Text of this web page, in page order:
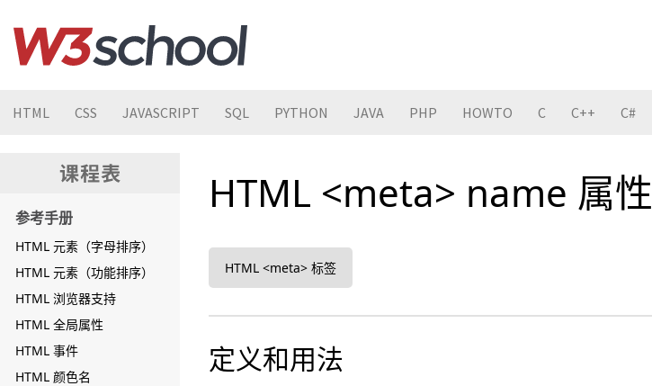
HTML CSS JAVASCRIPT SQL PYTHON JAVA PHP HOWTO C C++ C#
参考手册
HTML 元素（字母排序）
HTML 元素（功能排序）
HTML 浏览器支持
HTML 全局属性
HTML 事件
HTML 颜色名
HTML <meta> name 属性
HTML <meta> 标签
定义和用法